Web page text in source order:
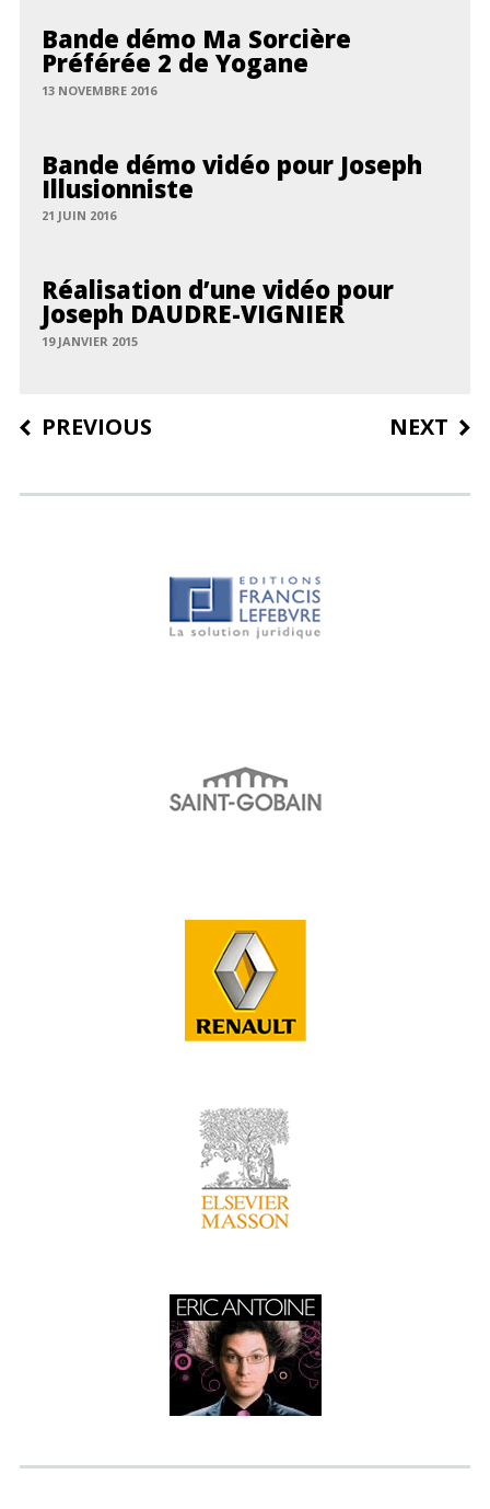
Bande démo Ma Sorcière
Préférée 2 de Yogane
13 NOVEMBRE 2016
Bande démo vidéo pour Joseph
Illusionniste
21 JUIN 2016
Réalisation d’une vidéo pour
Joseph DAUDRE-VIGNIER
19 JANVIER 2015
Post
PREVIOUS NEXT